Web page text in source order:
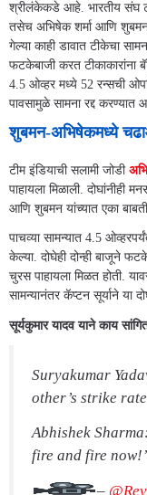
श्रीलंकेकडे आहे. भारतीय संघ
तसेच अभिषेक शर्मा आणि
गेल्या काही डावात टीकेचा
फटकेबाजी करत टीकाकारांना
4.5 ओव्हर मध्ये 52 रन्सची
पावसामुळे सामना रद्द करण्यात
शुबमन-अभिषेकमध्ये
टीम इंडियाची सलामी जोडी
पाहायला मिळाली. दोघांनीही
आणि शुबमन यांच्यात एका
पाचव्या सामन्यात 4.5
केल्या. दोघेही दोन्ही बाजूने
चुरस पाहायला मिळत होती.
सामन्यानंतर कॅप्टन सूर्याने या
सूर्यकुमार यादव याने काय
Suryakumar
other’s strike
Abhishek
fire and fire
–